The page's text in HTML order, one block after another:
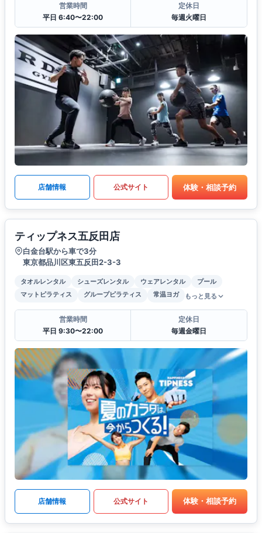
営業時間
平日 6:40〜22:00
定休日
毎週火曜日
店舗情報 公式サイト 体験・相談予約
ティップネス五反田店
白金台駅から車で3分
東京都品川区東五反田2-3-3
タオルレンタル シューズレンタル ウェアレンタル
プール
マットピラティス
グループピラティス 常温ヨガ もっと見る
営業時間
平日 9:30〜22:00
定休日
毎週金曜日
店舗情報 公式サイト 体験・相談予約